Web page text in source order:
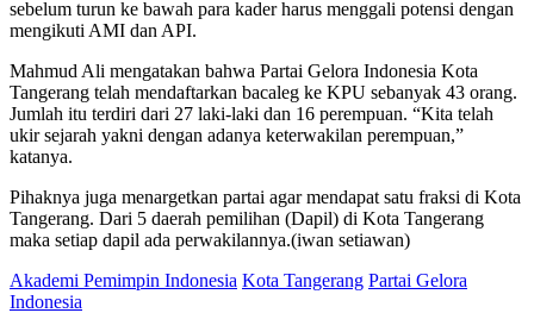
sebelum turun ke bawah para kader harus menggali potensi dengan
mengikuti AMI dan API.
Mahmud Ali mengatakan bahwa Partai Gelora Indonesia Kota
Tangerang telah mendaftarkan bacaleg ke KPU sebanyak 43 orang.
Jumlah itu terdiri dari 27 laki-laki dan 16 perempuan. “Kita telah
ukir sejarah yakni dengan adanya keterwakilan perempuan,”
katanya.
Pihaknya juga menargetkan partai agar mendapat satu fraksi di Kota
Tangerang. Dari 5 daerah pemilihan (Dapil) di Kota Tangerang
maka setiap dapil ada perwakilannya.(iwan setiawan)
Akademi Pemimpin Indonesia Kota Tangerang Partai Gelora
Indonesia